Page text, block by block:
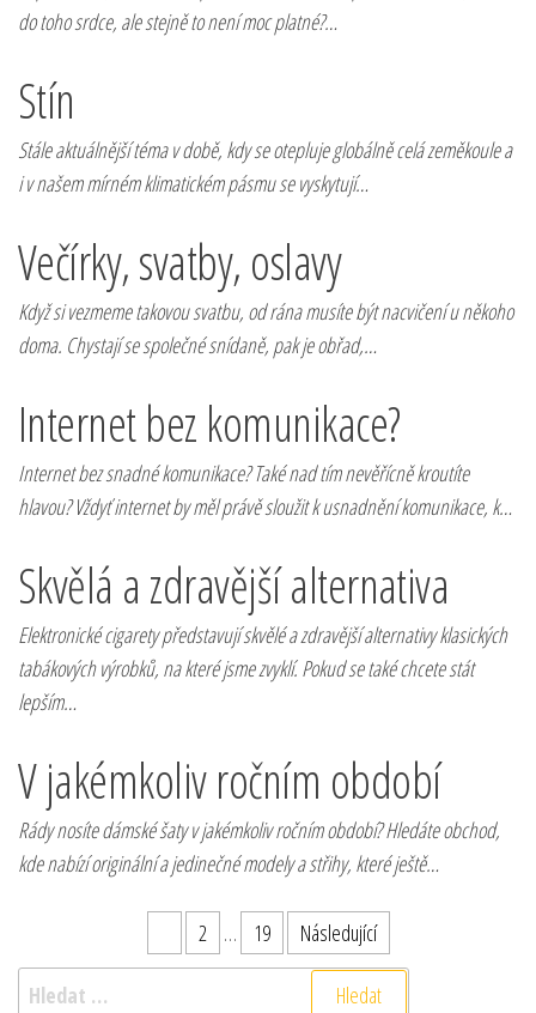
do toho srdce, ale stejně to není moc platné?…
Stín
Stále aktuálnější téma v době, kdy se otepluje globálně celá zeměkoule a
i v našem mírném klimatickém pásmu se vyskytují…
Večírky, svatby, oslavy
Když si vezmeme takovou svatbu, od rána musíte být nacvičení u někoho
doma. Chystají se společné snídaně, pak je obřad,…
Internet bez komunikace?
Internet bez snadné komunikace? Také nad tím nevěřícně kroutíte
hlavou? Vždyť internet by měl právě sloužit k usnadnění komunikace, k…
Skvělá a zdravější alternativa
Elektronické cigarety představují skvělé a zdravější alternativy klasických
tabákových výrobků, na které jsme zvyklí. Pokud se také chcete stát
lepším…
V jakémkoliv ročním období
Rády nosíte dámské šaty v jakémkoliv ročním období? Hledáte obchod,
kde nabízí originální a jedinečné modely a střihy, které ještě…
Stránkování příspěvků
2 … 19
Následující
Vyhledávání